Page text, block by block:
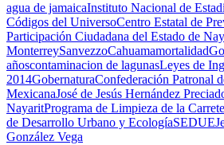
agua de jamaicaInstituto Nacional de
Códigos del UniversoCentro Estatal de
Participación Ciudadana del Estado de
MonterreySanvezzoCahuamamortalidad
añoscontaminacion de lagunasLeyes de
2014GobernaturaConfederación Patronal
MexicanaJosé de Jesús Hernández
NayaritPrograma de Limpieza de la
de Desarrollo Urbano y EcologíaSEDUE
González Vega